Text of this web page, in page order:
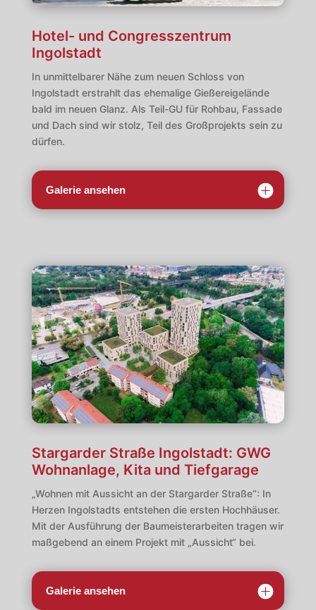
Hotel- und Congresszentrum
Ingolstadt
In unmittelbarer Nähe zum neuen Schloss von
Ingolstadt erstrahlt das ehemalige Gießereigelände
bald im neuen Glanz. Als Teil-GU für Rohbau, Fassade
und Dach sind wir stolz, Teil des Großprojekts sein zu
dürfen.
Galerie ansehen
Stargarder Straße Ingolstadt: GWG
Wohnanlage, Kita und Tiefgarage
„Wohnen mit Aussicht an der Stargarder Straße“: In
Herzen Ingolstadts entstehen die ersten Hochhäuser.
Mit der Ausführung der Baumeisterarbeiten tragen wir
maßgebend an einem Projekt mit „Aussicht“ bei.
Galerie ansehen